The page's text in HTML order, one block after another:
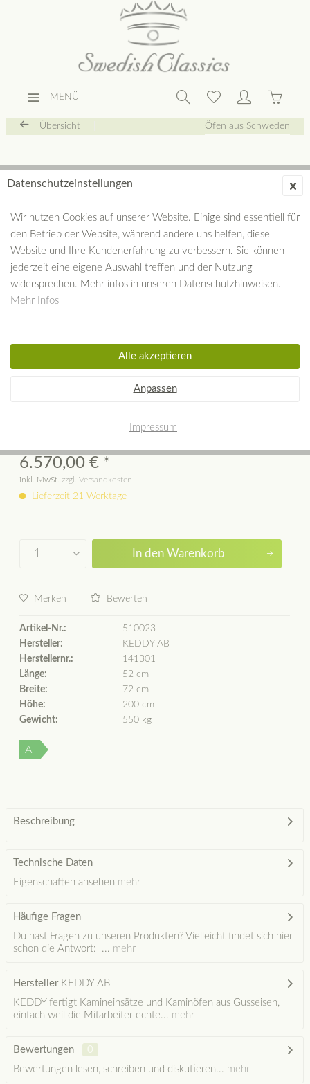
MENÜ
Übersicht Öfen aus Schweden
KEDDY K10 Olivinstein-
6.570,00 € *
inkl. MwSt. zzgl. Versandkosten
Lieferzeit 21 Werktage
In den Warenkorb
Merken Bewerten
Artikel-Nr.:
510023
Hersteller:
KEDDY AB
Herstellernr.:
141301
Länge:
52 cm
Breite:
72 cm
Höhe:
200 cm
Gewicht:
550 kg
A+
Beschreibung
Technische Daten
Eigenschaften ansehen mehr
Häufige Fragen
Du hast Fragen zu unseren Produkten? Vielleicht findet sich hier
schon die Antwort: ... mehr
HerstellerKEDDY AB
KEDDY fertigt Kamineinsätze und Kaminöfen aus Gusseisen,
einfach weil die Mitarbeiter echte... mehr
Bewertungen
0
Bewertungen lesen, schreiben und diskutieren... mehr
Datenschutzeinstellungen
Wir nutzen Cookies auf unserer Website. Einige sind essentiell für
den Betrieb der Website, während andere uns helfen, diese
Website und Ihre Kundenerfahrung zu verbessern. Sie können
jederzeit eine eigene Auswahl treffen und der Nutzung
widersprechen. Mehr infos in unseren Datenschutzhinweisen.
Mehr Infos
Anpassen
Alle akzeptieren
Impressum